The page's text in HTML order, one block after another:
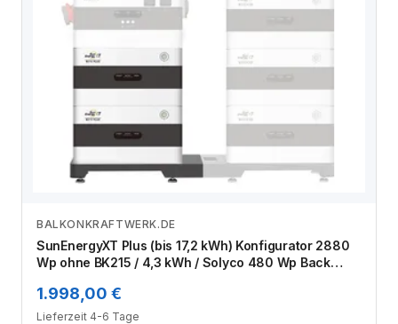
Zum Angebot
BALKONKRAFTWERK.DE
SunEnergyXT Plus (bis 17,2 kWh) Konfigurator 2880
Wp ohne BK215 / 4,3 kWh / Solyco 480 Wp Back
1.998,00 €
Lieferzeit 4-6 Tage